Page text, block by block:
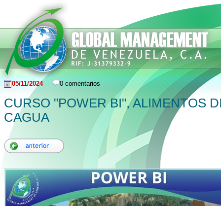
05/11/2024 0 comentarios
CURSO "POWER BI", ALIMENTOS
CAGUA